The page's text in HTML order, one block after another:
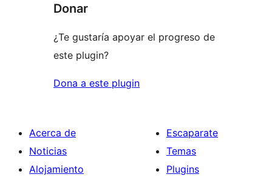
Donar
¿Te gustaría apoyar el progreso de
este plugin?
Dona a este plugin
Acerca de
Noticias
Alojamiento
Escaparate
Temas
Plugins